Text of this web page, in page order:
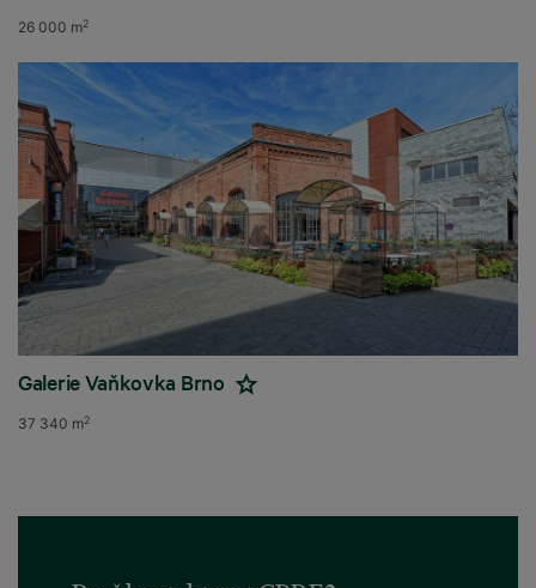
26 000 m2
Galerie Vaňkovka Brno
37 340 m2